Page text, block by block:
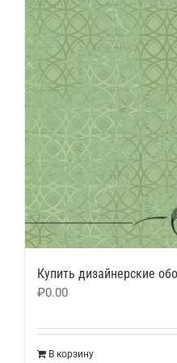
Купить дизайнерские
₽0.00
В корзину